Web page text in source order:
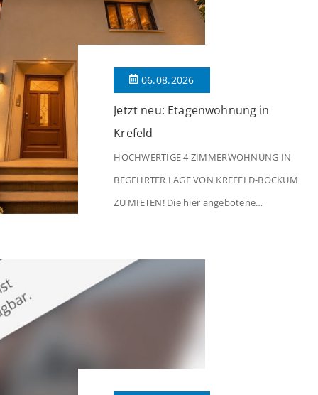
06.08.2026
Jetzt neu: Etagenwohnung in
Krefeld
HOCHWERTIGE 4 ZIMMERWOHNUNG IN
BEGEHRTER LAGE VON KREFELD-BOCKUM
ZU MIETEN! Die hier angebotene
in begehrter Wohnlage von Krefeld-Bockum.